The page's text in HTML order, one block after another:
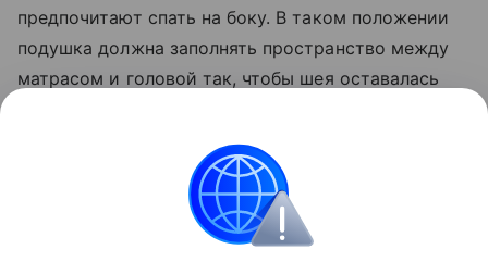
предпочитают спать на боку. В таком положении
подушка должна заполнять пространство между
матрасом и головой так, чтобы шея оставалась
или вниз. Как правило, для сна на боку подходят
подушки высотой 10−14 сантиметров, однако
точный параметр зависит от ширины плеч
и жесткости матраса», — заключила Власова.